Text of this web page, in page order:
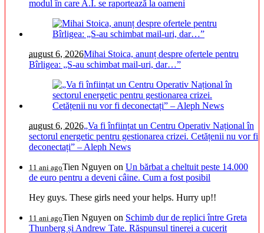
modul în care A.I. se raportează la oameni
august 6, 2026Mihai Stoica, anunț despre ofertele pentru
Bîrligea: „S-au schimbat mail-uri, dar…”
august 6, 2026„Va fi înființat un Centru Operativ Național în
sectorul energetic pentru gestionarea crizei. Cetățenii nu vor fi
deconectați” – Aleph News
11 ani agoTien Nguyen on Un bărbat a cheltuit peste 14.000
de euro pentru a deveni câine. Cum a fost posibil
Hey guys. These girls need your helps. Hurry up!!
11 ani agoTien Nguyen on Schimb dur de replici între Greta
Thunberg și Andrew Tate. Răspunsul tinerei a cucerit